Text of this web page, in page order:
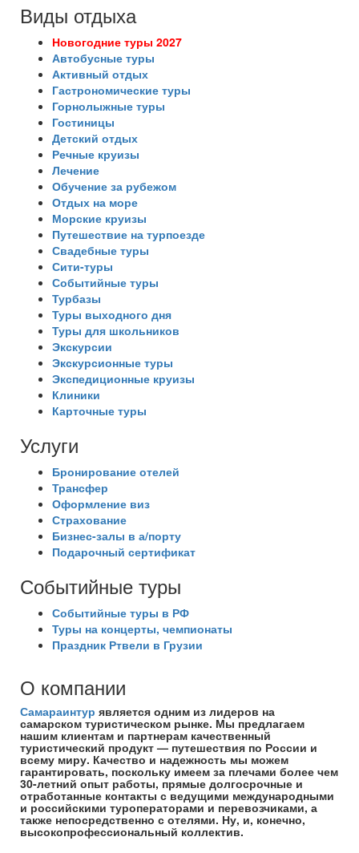
Виды отдыха
Новогодние туры 2027
Автобусные туры
Активный отдых
Гастрономические туры
Горнолыжные туры
Гостиницы
Детский отдых
Речные круизы
Лечение
Обучение за рубежом
Отдых на море
Морские круизы
Путешествие на турпоезде
Свадебные туры
Сити-туры
Событийные туры
Турбазы
Туры выходного дня
Туры для школьников
Экскурсии
Экскурсионные туры
Экспедиционные круизы
Клиники
Карточные туры
Услуги
Бронирование отелей
Трансфер
Оформление виз
Страхование
Бизнес-залы в а/порту
Подарочный сертификат
Событийные туры
Событийные туры в РФ
Туры на концерты, чемпионаты
Праздник Ртвели в Грузии
О компании
Самараинтур является одним из лидеров на
самарском туристическом рынке. Мы предлагаем
нашим клиентам и партнерам качественный
туристический продукт — путешествия по России и
всему миру. Качество и надежность мы можем
гарантировать, поскольку имеем за плечами более чем
30-летний опыт работы, прямые долгосрочные и
отработанные контакты с ведущими международными
и российскими туроператорами и перевозчиками, а
также непосредственно с отелями. Ну, и, конечно,
высокопрофессиональный коллектив.